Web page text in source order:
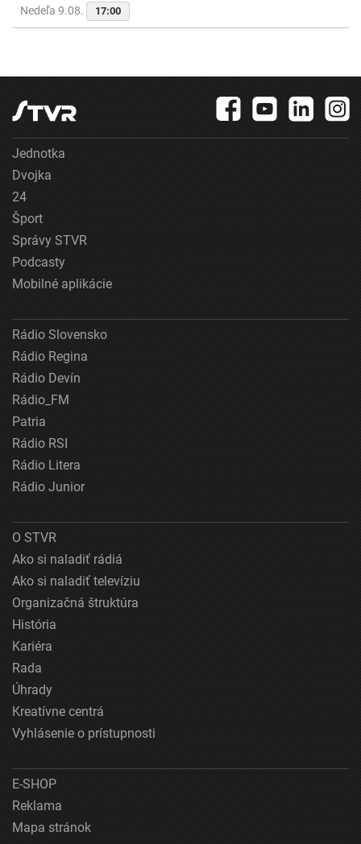
Nedeľa 9.08. 17:00
Jednotka
Dvojka
24
Šport
Správy STVR
Podcasty
Mobilné aplikácie
Rádio Slovensko
Rádio Regina
Rádio Devín
Rádio_FM
Patria
Rádio RSI
Rádio Litera
Rádio Junior
O STVR
Ako si naladiť rádiá
Ako si naladiť televíziu
Organizačná štruktúra
História
Kariéra
Rada
Úhrady
Kreatívne centrá
Vyhlásenie o prístupnosti
E-SHOP
Reklama
Mapa stránok